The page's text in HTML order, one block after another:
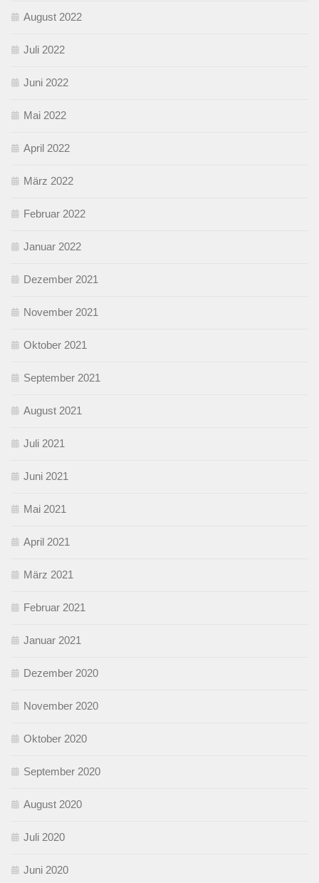
August 2022
Juli 2022
Juni 2022
Mai 2022
April 2022
März 2022
Februar 2022
Januar 2022
Dezember 2021
November 2021
Oktober 2021
September 2021
August 2021
Juli 2021
Juni 2021
Mai 2021
April 2021
März 2021
Februar 2021
Januar 2021
Dezember 2020
November 2020
Oktober 2020
September 2020
August 2020
Juli 2020
Juni 2020